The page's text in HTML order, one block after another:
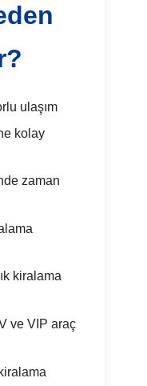
ulaşım
kolay
zaman
kiralama
ve VIP araç